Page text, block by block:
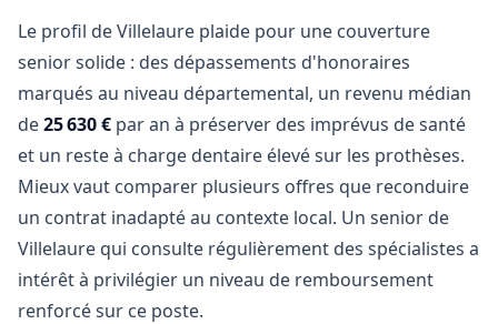
Le profil de Villelaure plaide pour une couverture
senior solide : des dépassements d'honoraires
marqués au niveau départemental, un revenu médian
de25 630 € par an à préserver des imprévus de santé
et un reste à charge dentaire élevé sur les prothèses.
Mieux vaut comparer plusieurs offres que reconduire
un contrat inadapté au contexte local. Un senior de
Villelaure qui consulte régulièrement des spécialistes a
intérêt à privilégier un niveau de remboursement
renforcé sur ce poste.